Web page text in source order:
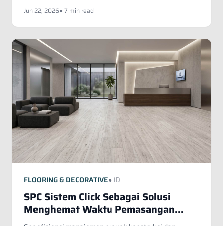
yang paling sering digunakan dalam industri
Jun 22, 2026● 7 min read
FLOORING & DECORATIVE● ID
SPC Sistem Click Sebagai Solusi
Menghemat Waktu Pemasangan
Daripada Vinyl Lem